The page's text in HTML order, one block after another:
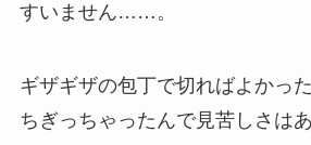
すいません……。
ギザギザの包丁で切ればよかっ
ちぎっちゃったんで見苦しさは